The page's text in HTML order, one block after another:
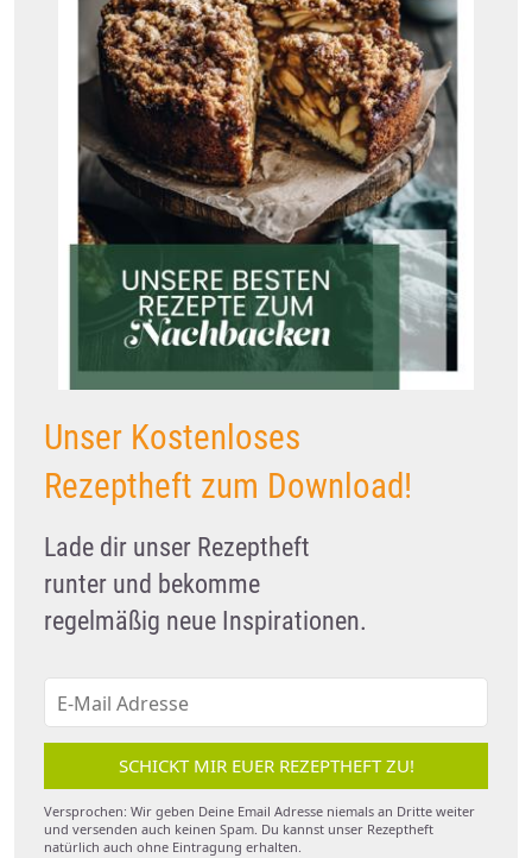
Unser Kostenloses
Rezeptheft zum Download!
Lade dir unser Rezeptheft
runter und bekomme
regelmäßig neue Inspirationen.
SCHICKT MIR EUER REZEPTHEFT ZU!
Versprochen: Wir geben Deine Email Adresse niemals an Dritte weiter
und versenden auch keinen Spam. Du kannst unser Rezeptheft
natürlich auch ohne Eintragung erhalten.